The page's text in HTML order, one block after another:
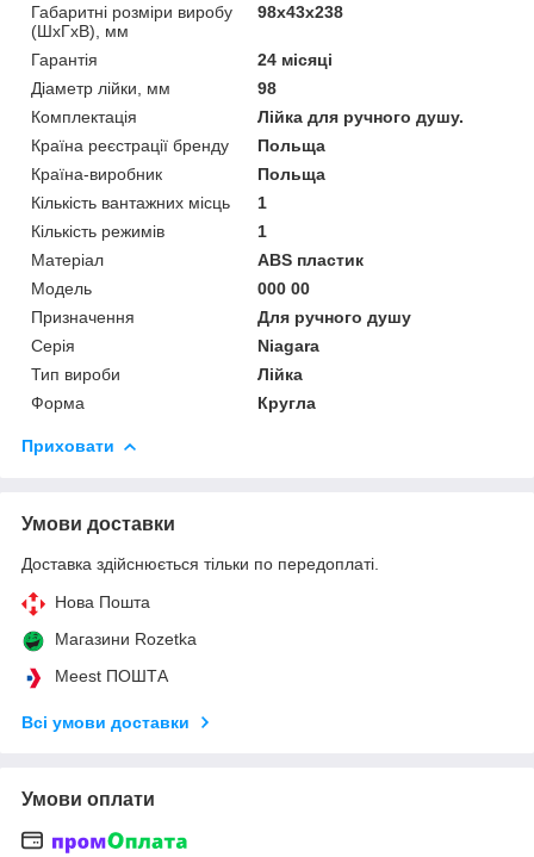
Габаритні розміри виробу
(ШхГхВ), мм
98х43х238
Гарантія
24 місяці
Діаметр лійки, мм
98
Комплектація
Лійка для ручного душу.
Країна реєстрації бренду
Польща
Країна-виробник
Польща
Кількість вантажних місць
1
Кількість режимів
1
Матеріал
ABS пластик
Мoдель
000 00
Призначення
Для ручного душу
Серія
Niagara
Тип вироби
Лійка
Форма
Кругла
Приховати
Умови доставки
Доставка здійснюється тільки по передоплаті.
Нова Пошта
Магазини Rozetka
Meest ПОШТА
Всі умови доставки
Умови оплати